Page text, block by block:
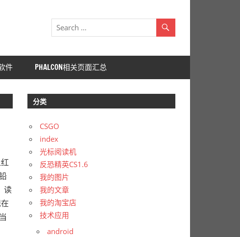
件 PHALCON相关页面汇总
读
分类
CSGO
index
光标阅读机
反恐精英CS1.6
我的图片
我的文章
我的淘宝店
技术应用
android